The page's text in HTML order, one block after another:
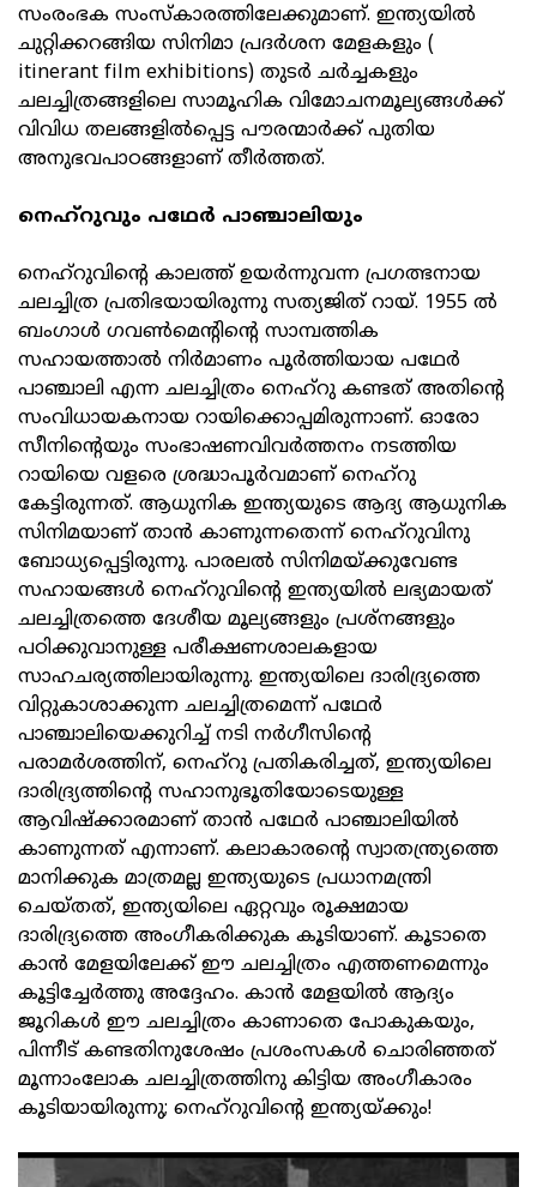
സംരംഭക സംസ്‌കാരത്തിലേക്കുമാണ്. ഇന്ത്യയില്‍
ചുറ്റിക്കറങ്ങിയ സിനിമാ പ്രദര്‍ശന മേളകളും (
itinerant film exhibitions) തുടര്‍ ചര്‍ച്ചകളും
ചലച്ചിത്രങ്ങളിലെ സാമൂഹിക വിമോചനമൂല്യങ്ങള്‍ക്ക്
വിവിധ തലങ്ങളില്‍പ്പെട്ട പൗരന്മാര്‍ക്ക് പുതിയ
അനുഭവപാഠങ്ങളാണ് തീര്‍ത്തത്.
നെഹ്റുവും പഥേര്‍ പാഞ്ചാലിയും
നെഹ്റുവിന്റെ കാലത്ത് ഉയര്‍ന്നുവന്ന പ്രഗത്ഭനായ
ചലച്ചിത്ര പ്രതിഭയായിരുന്നു സത്യജിത് റായ്. 1955 ല്‍
ബംഗാള്‍ ഗവണ്‍മെന്റിന്റെ സാമ്പത്തിക
സഹായത്താല്‍ നിര്‍മാണം പൂര്‍ത്തിയായ പഥേര്‍
പാഞ്ചാലി എന്ന ചലച്ചിത്രം നെഹ്റു കണ്ടത് അതിന്റെ
സംവിധായകനായ റായിക്കൊപ്പമിരുന്നാണ്. ഓരോ
സീനിന്റെയും സംഭാഷണവിവര്‍ത്തനം നടത്തിയ
റായിയെ വളരെ ശ്രദ്ധാപൂര്‍വമാണ് നെഹ്റു
കേട്ടിരുന്നത്. ആധുനിക ഇന്ത്യയുടെ ആദ്യ ആധുനിക
സിനിമയാണ് താന്‍ കാണുന്നതെന്ന് നെഹ്റുവിനു
ബോധ്യപ്പെട്ടിരുന്നു. പാരലല്‍ സിനിമയ്ക്കുവേണ്ട
സഹായങ്ങള്‍ നെഹ്റുവിന്റെ ഇന്ത്യയില്‍ ലഭ്യമായത്
ചലച്ചിത്രത്തെ ദേശീയ മൂല്യങ്ങളും പ്രശ്നങ്ങളും
പഠിക്കുവാനുള്ള പരീക്ഷണശാലകളായ
സാഹചര്യത്തിലായിരുന്നു. ഇന്ത്യയിലെ ദാരിദ്ര്യത്തെ
വിറ്റുകാശാക്കുന്ന ചലച്ചിത്രമെന്ന് പഥേര്‍
പാഞ്ചാലിയെക്കുറിച്ച് നടി നര്‍ഗീസിന്റെ
പരാമര്‍ശത്തിന്, നെഹ്റു പ്രതികരിച്ചത്, ഇന്ത്യയിലെ
ദാരിദ്ര്യത്തിന്റെ സഹാനുഭൂതിയോടെയുള്ള
ആവിഷ്‌ക്കാരമാണ് താന്‍ പഥേര്‍ പാഞ്ചാലിയില്‍
കാണുന്നത് എന്നാണ്. കലാകാരന്റെ സ്വാതന്ത്ര്യത്തെ
മാനിക്കുക മാത്രമല്ല ഇന്ത്യയുടെ പ്രധാനമന്ത്രി
ചെയ്തത്, ഇന്ത്യയിലെ ഏറ്റവും രൂക്ഷമായ
ദാരിദ്ര്യത്തെ അംഗീകരിക്കുക കൂടിയാണ്. കൂടാതെ
കാന്‍ മേളയിലേക്ക് ഈ ചലച്ചിത്രം എത്തണമെന്നും
കൂട്ടിച്ചേര്‍ത്തു അദ്ദേഹം. കാന്‍ മേളയില്‍ ആദ്യം
ജൂറികള്‍ ഈ ചലച്ചിത്രം കാണാതെ പോകുകയും,
പിന്നീട് കണ്ടതിനുശേഷം പ്രശംസകള്‍ ചൊരിഞ്ഞത്
മൂന്നാംലോക ചലച്ചിത്രത്തിനു കിട്ടിയ അംഗീകാരം
കൂടിയായിരുന്നു; നെഹ്റുവിന്റെ ഇന്ത്യയ്ക്കും!